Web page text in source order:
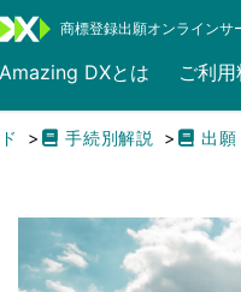
商標登録出願オンラインサ
Amazing DXとは ご利用
手続別解説 出願